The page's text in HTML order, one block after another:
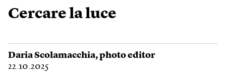
Cercare la luce
Daria Scolamacchia, photo editor
22.10.2025